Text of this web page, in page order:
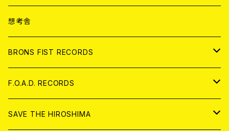
ANALOG
CD
アパレル
ANALOG
想考舎
BRONS FIST RECORDS
CD
ANALOG
F.O.A.D. RECORDS
CD
SAVE THE HIROSHIMA